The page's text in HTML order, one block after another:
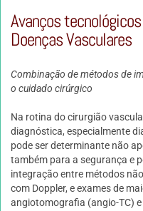
Avanços
Doenças Vasculares
Combinação de métodos de
o cuidado cirúrgico
Na rotina do cirurgião
diagnóstica, especialmente
pode ser determinante não
também para a segurança e
integração entre métodos
com Doppler, e exames de
angiotomografia (angio-TC) e